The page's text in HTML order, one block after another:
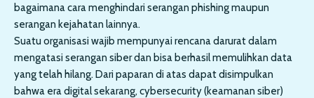
bagaimana cara menghindari serangan phishing maupun
serangan kejahatan lainnya.
Suatu organisasi wajib mempunyai rencana darurat dalam
mengatasi serangan siber dan bisa berhasil memulihkan data
yang telah hilang. Dari paparan di atas dapat disimpulkan
bahwa era digital sekarang, cybersecurity (keamanan siber)